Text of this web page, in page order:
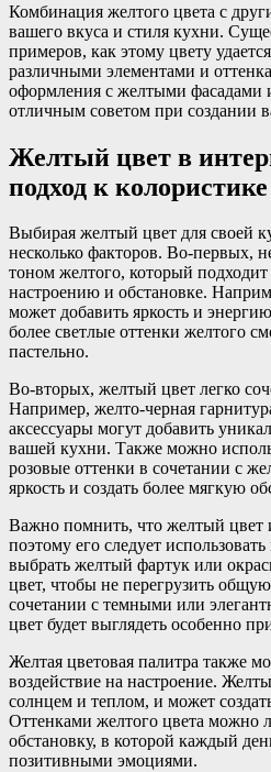
Комбинация желтого цвета с
вашего вкуса и стиля кухни.
примеров, как этому цвету
различными элементами и
оформления с желтыми фасадами
отличным советом при создании
Желтый цвет в
подход к колористике
Выбирая желтый цвет для своей
несколько факторов. Во-первых,
тоном желтого, который
настроению и обстановке.
может добавить яркость и
более светлые оттенки желтого
пастельно.
Во-вторых, желтый цвет легко
Например, желто-черная
аксессуары могут добавить
вашей кухни. Также можно
розовые оттенки в сочетании с
яркость и создать более мягкую
Важно помнить, что желтый цвет
поэтому его следует
выбрать желтый фартук или
цвет, чтобы не перегрузить
сочетании с темными или
цвет будет выглядеть особенно
Желтая цветовая палитра также
воздействие на настроение.
солнцем и теплом, и может
Оттенками желтого цвета можно
обстановку, в которой каждый
позитивными эмоциями.